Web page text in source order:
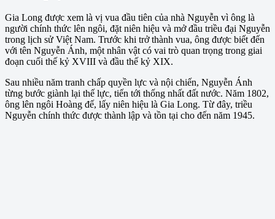
Gia Long được xem là vị vua đầu tiên của nhà Nguyễn vì ông là
người chính thức lên ngôi, đặt niên hiệu và mở đầu triều đại Nguyễn
trong lịch sử Việt Nam. Trước khi trở thành vua, ông được biết đến
với tên Nguyễn Ánh, một nhân vật có vai trò quan trọng trong giai
đoạn cuối thế kỷ XVIII và đầu thế kỷ XIX.
Sau nhiều năm tranh chấp quyền lực và nội chiến, Nguyễn Ánh
từng bước giành lại thế lực, tiến tới thống nhất đất nước. Năm 1802,
ông lên ngôi Hoàng đế, lấy niên hiệu là Gia Long. Từ đây, triều
Nguyễn chính thức được thành lập và tồn tại cho đến năm 1945.